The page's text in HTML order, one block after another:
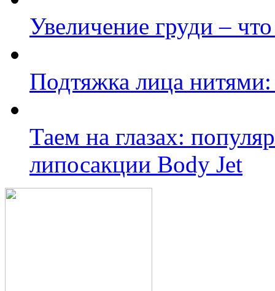
Увеличение груди –
Подтяжка лица нитями:
Таем на глазах:
липосакции Body Jet